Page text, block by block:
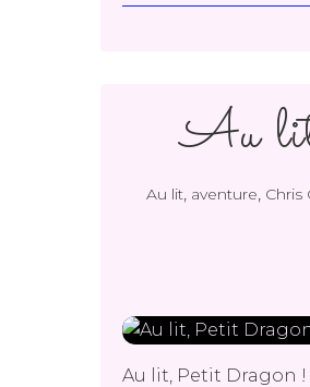
Au
Au lit, aventure, Chris
Au lit, Petit Dragon